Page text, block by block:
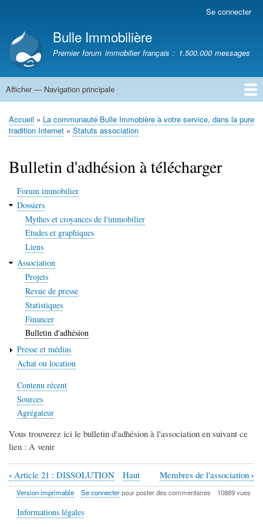
contenu
principal
compte
de
l'utilisateur
Se connecter
Bulle Immobilière
Premier forum immobilier français : 1.500.000 messages
Navigation
Afficher — Navigation principale
Accueil
Fil
Accueil
La communauté Bulle Immobière à votre service, dans la pure
tradition Internet
Statuts association
Bulletin d'adhésion à télécharger
Forum immobilier
Dossiers
Mythes et croyances de l'immobilier
Etudes et graphiques
Liens
Association
Projets
Revue de presse
Statistiques
Financer
Bulletin d'adhésion
Presse et médias
Achat ou location
Contenu récent
Sources
Agrégateur
Vous trouverez ici le bulletin d'adhésion à l'association en suivant ce
lien : A venir
Liens
transversaux
de
‹ Article 21 : DISSOLUTION Haut Membres de l'association ›
Version imprimable Se connecterpour poster des commentaires 10889 vues
Informations légales